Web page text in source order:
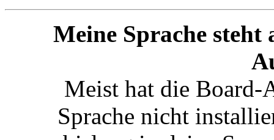
Meine Sprache
Meist hat die Board-
Sprache nicht